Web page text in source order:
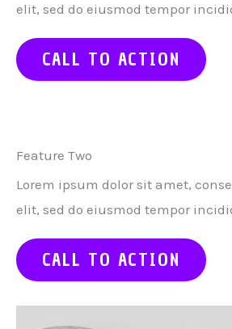
elit, sed do eiusmod tempor
CALL TO ACTION
Feature Two
Lorem ipsum dolor sit amet,
elit, sed do eiusmod tempor
CALL TO ACTION